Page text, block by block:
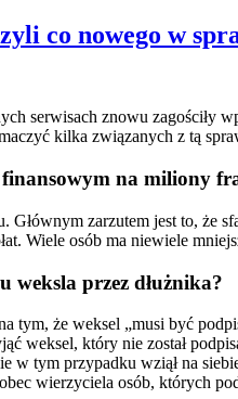
co nowego w
serwisach znowu zagościły
kilka związanych z tą
finansowym na miliony
zarzutem jest to, że
Wiele osób ma niewiele
weksla przez dłużnika?
tym, że weksel „musi być
weksel, który nie został
tym przypadku wziął na
wierzyciela osób, których